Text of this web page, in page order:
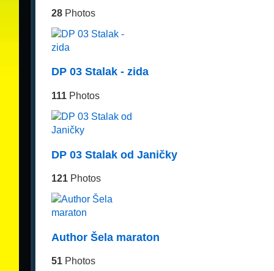
28Photos
DP 03 Stalak - zida
111Photos
DP 03 Stalak od Janičky
121Photos
Author Šela maraton
51Photos